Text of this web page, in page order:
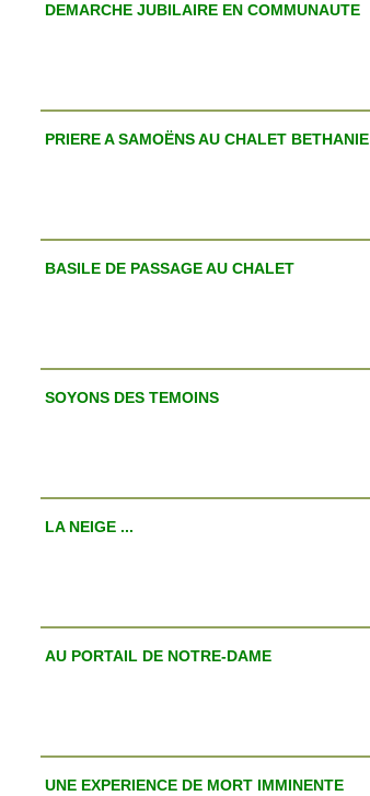
DEMARCHE JUBILAIRE EN COMMUNAUTE
PRIERE A SAMOËNS AU CHALET BETHANIE
BASILE DE PASSAGE AU CHALET
SOYONS DES TEMOINS
LA NEIGE ...
AU PORTAIL DE NOTRE-DAME
UNE EXPERIENCE DE MORT IMMINENTE